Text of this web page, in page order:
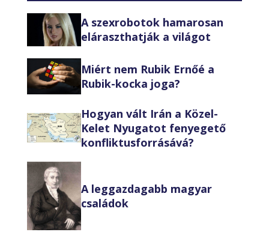
A szexrobotok hamarosan
eláraszthatják a világot
Miért nem Rubik Ernőé a
Rubik-kocka joga?
Hogyan vált Irán a Közel-
Kelet Nyugatot fenyegető
konfliktusforrásává?
A leggazdagabb magyar
családok